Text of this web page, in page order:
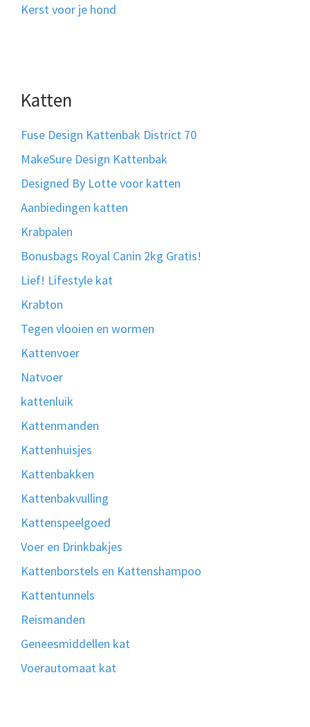
Kerst voor je hond
Katten
Fuse Design Kattenbak District 70
MakeSure Design Kattenbak
Designed By Lotte voor katten
Aanbiedingen katten
Krabpalen
Bonusbags Royal Canin 2kg Gratis!
Lief! Lifestyle kat
Krabton
Tegen vlooien en wormen
Kattenvoer
Natvoer
kattenluik
Kattenmanden
Kattenhuisjes
Kattenbakken
Kattenbakvulling
Kattenspeelgoed
Voer en Drinkbakjes
Kattenborstels en Kattenshampoo
Kattentunnels
Reismanden
Geneesmiddellen kat
Voerautomaat kat